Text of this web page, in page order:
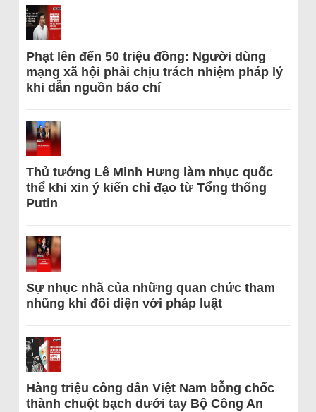
Phạt lên đến 50 triệu đồng: Người dùng
mạng xã hội phải chịu trách nhiệm pháp lý
khi dẫn nguồn báo chí
Thủ tướng Lê Minh Hưng làm nhục quốc
thể khi xin ý kiến chỉ đạo từ Tổng thống
Putin
Sự nhục nhã của những quan chức tham
nhũng khi đối diện với pháp luật
Hàng triệu công dân Việt Nam bỗng chốc
thành chuột bạch dưới tay Bộ Công An